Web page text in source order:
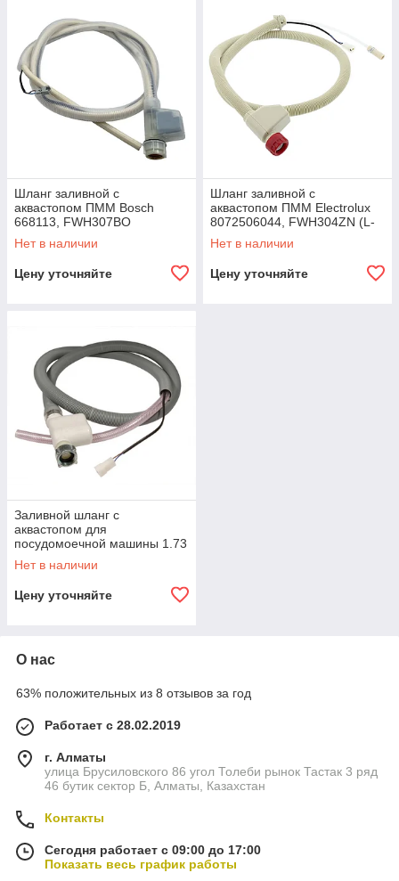
Шланг заливной с
аквастопом ПММ Bosch
668113, FWH307BO
Нет в наличии
Цену уточняйте
Шланг заливной с
аквастопом ПММ Electrolux
8072506044, FWH304ZN (L-
1500мм)
Нет в наличии
Цену уточняйте
Заливной шланг с
аквастопом для
посудомоечной машины 1.73
м 3.5 л/мин, Италия, Smeg
037207, 28240
Нет в наличии
Цену уточняйте
О нас
63% положительных из 8 отзывов за год
Работает с 28.02.2019
г. Алматы
улица Брусиловского 86 угол Толеби рынок Тастак 3 ряд
46 бутик сектор Б, Алматы, Казахстан
Контакты
Сегодня работает с 09:00 до 17:00
Показать весь график работы